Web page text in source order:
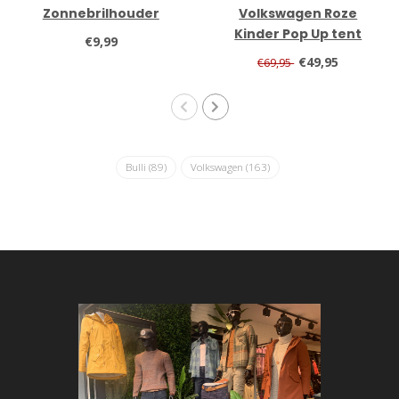
Zonnebrilhouder
€9,99
Volkswagen Roze
Kinder Pop Up tent
€69,95 €49,95
Bulli (89) Volkswagen (163)